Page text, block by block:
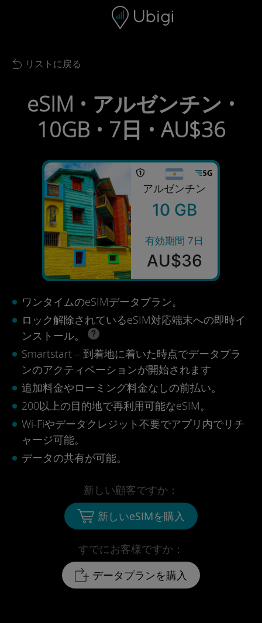
ナビゲーションバー フッター
Back to list
リストに戻る
eSIM • アルゼンチン •
10GB • 7日 • AU$36
アルゼンチン
10 GB
有効期間 7日
AU$36
ワンタイムのeSIMデータプラン。
ロック解除されているeSIM対応端末への即時イ
ンストール。
Smartstart – 到着地に着いた時点でデータプラ
ンのアクティベーションが開始されます
追加料金やローミング料金なしの前払い。
200以上の目的地で再利用可能なeSIM。
Wi-Fiやデータクレジット不要でアプリ内でリチ
ャージ可能。
データの共有が可能。
すでにお客様ですか：
データプランを購入
新しい顧客ですか：
新しいeSIMを購入